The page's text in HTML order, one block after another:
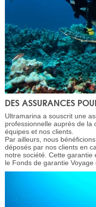
DES ASSURANCES
Ultramarina a souscrit une
professionnelle auprès de la
équipes et nos clients.
Par ailleurs, nous
déposés par nos clients en
notre société. Cette garantie
le Fonds de garantie Voyage